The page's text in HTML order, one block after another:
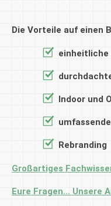
Die Vorteile auf einen
einheitliche
Indoor und
Rebranding
Großartiges
Eure Fragen… Unsere